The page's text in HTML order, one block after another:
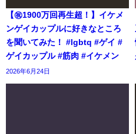
【㊗️1900万回再生超！】イケメ
ンゲイカップルに好きなところ
を聞いてみた！ #lgbtq #ゲイ #
ゲイカップル #筋肉 #イケメン
2026年6月24日